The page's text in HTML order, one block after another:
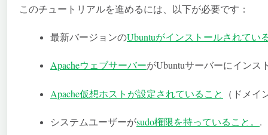
このチュートリアルを進めるには、以下が必要です：
最新バージョンのUbuntuがインストールされてい
ApacheウェブサーバーがUbuntuサーバーにインス
Apache仮想ホストが設定されていること （ドメイ
システムユーザーがsudo権限を持っていること。 .